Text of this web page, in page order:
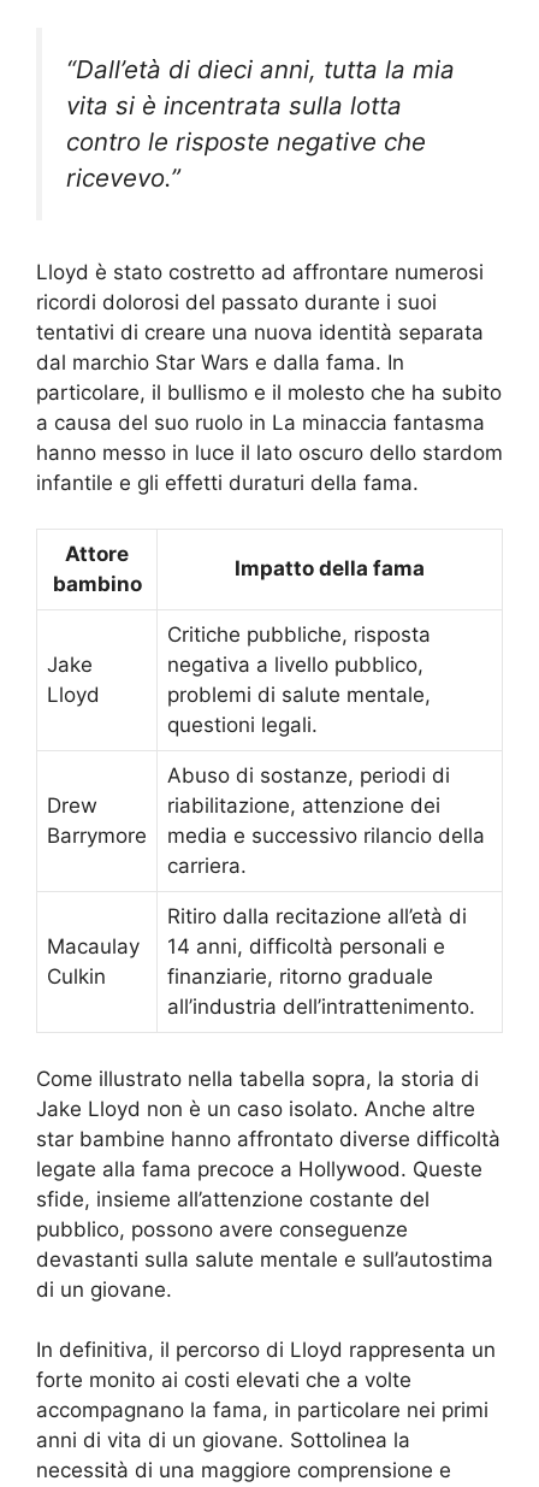
“Dall’età di dieci anni, tutta la mia
vita si è incentrata sulla lotta
contro le risposte negative che
ricevevo.”
Lloyd è stato costretto ad affrontare numerosi
ricordi dolorosi del passato durante i suoi
tentativi di creare una nuova identità separata
dal marchio Star Wars e dalla fama. In
particolare, il bullismo e il molesto che ha subito
a causa del suo ruolo in La minaccia fantasma
hanno messo in luce il lato oscuro dello stardom
infantile e gli effetti duraturi della fama.
Attore
bambino
Impatto della fama
Jake
Lloyd
Critiche pubbliche, risposta
negativa a livello pubblico,
problemi di salute mentale,
questioni legali.
Drew
Barrymore
Abuso di sostanze, periodi di
riabilitazione, attenzione dei
media e successivo rilancio della
carriera.
Macaulay
Culkin
Ritiro dalla recitazione all’età di
14 anni, difficoltà personali e
finanziarie, ritorno graduale
all’industria dell’intrattenimento.
Come illustrato nella tabella sopra, la storia di
Jake Lloyd non è un caso isolato. Anche altre
star bambine hanno affrontato diverse difficoltà
legate alla fama precoce a Hollywood. Queste
sfide, insieme all’attenzione costante del
pubblico, possono avere conseguenze
devastanti sulla salute mentale e sull’autostima
di un giovane.
In definitiva, il percorso di Lloyd rappresenta un
forte monito ai costi elevati che a volte
accompagnano la fama, in particolare nei primi
anni di vita di un giovane. Sottolinea la
necessità di una maggiore comprensione e